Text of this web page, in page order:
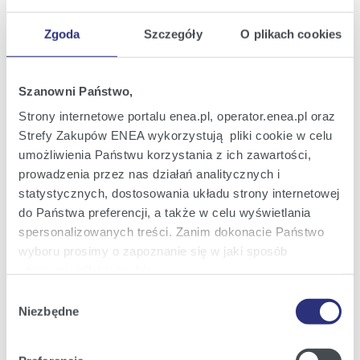
Zgoda Szczegóły O plikach cookies
Szanowni Państwo,
Strony internetowe portalu enea.pl, operator.enea.pl oraz
Strefy Zakupów ENEA wykorzystują pliki cookie w celu
umożliwienia Państwu korzystania z ich zawartości,
prowadzenia przez nas działań analitycznych i
statystycznych, dostosowania układu strony internetowej
do Państwa preferencji, a także w celu wyświetlania
spersonalizowanych treści. Zanim dokonacie Państwo
wyboru prosimy o zapoznanie się w jaki sposób
Szczegółowe informacje na ten temat znajdziecie
Polityce
zgody
Niezbędne
Załączniki
Szkoła z Gniezna pod patronetem Enei (1).jpg|(jpg; 0,5
Pobierz